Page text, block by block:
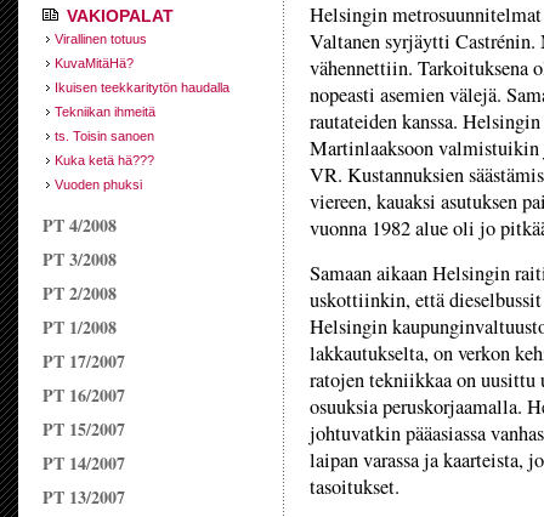
VAKIOPALAT
Virallinen totuus
KuvaMitäHä?
Ikuisen teekkaritytön haudalla
Tekniikan ihmeitä
ts. Toisin sanoen
Kuka ketä hä???
Vuoden phuksi
PT 4/2008
PT 3/2008
PT 2/2008
PT 1/2008
PT 17/2007
PT 16/2007
PT 15/2007
PT 14/2007
PT 13/2007
Helsingin
Valtanen syrjäytti Castrénin.
vähennettiin. Tarkoituksena
nopeasti asemien välejä.
rautateiden kanssa.
Martinlaaksoon
VR. Kustannuksien
viereen, kauaksi asutuksen
vuonna 1982 alue oli jo
Samaan aikaan Helsingin
uskottiinkin, että
Helsingin
lakkautukselta, on verkon
ratojen tekniikkaa on uusittu
osuuksia peruskorjaamalla.
johtuvatkin pääasiassa
laipan varassa ja kaarteista,
tasoitukset.